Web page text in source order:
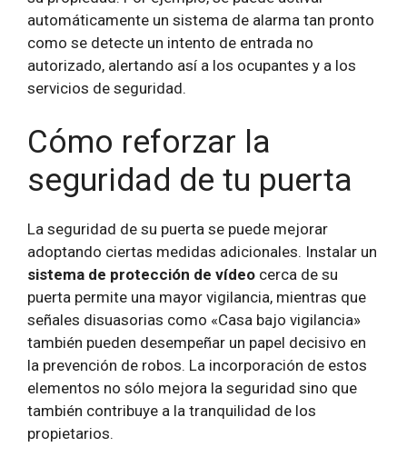
automáticamente un sistema de alarma tan pronto
como se detecte un intento de entrada no
autorizado, alertando así a los ocupantes y a los
servicios de seguridad.
Cómo reforzar la
seguridad de tu puerta
La seguridad de su puerta se puede mejorar
adoptando ciertas medidas adicionales. Instalar un
sistema de protección de vídeo cerca de su
puerta permite una mayor vigilancia, mientras que
señales disuasorias como «Casa bajo vigilancia»
también pueden desempeñar un papel decisivo en
la prevención de robos. La incorporación de estos
elementos no sólo mejora la seguridad sino que
también contribuye a la tranquilidad de los
propietarios.